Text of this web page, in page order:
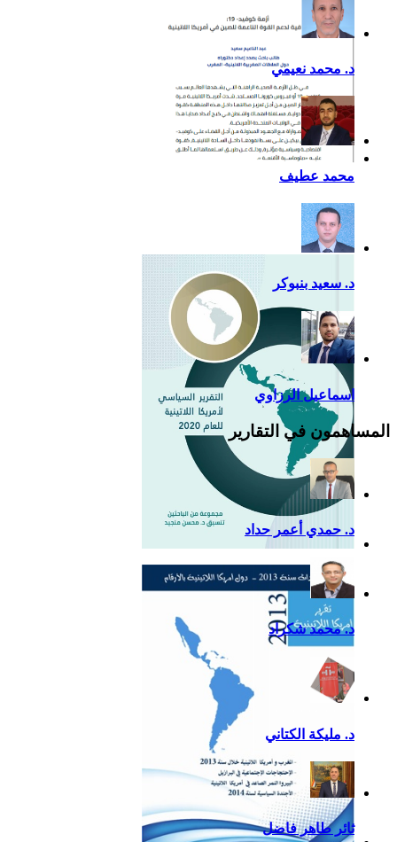
إضافية لدعم القوة الناعمة
للصين في أمريكا اللاتينية
التقرير السياسي لأمريكا
اللاتينية للعام 2020
د. محمد نعيمي
محمد عطيف
د. سعيد بنبوكر
اسماعيل الرزاوي
المساهمون في التقارير
د. حمدي أعمر حداد
د. محمد شكراد
د. مليكة الكتاني
ثائر طاهر فاضل